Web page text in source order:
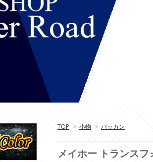
TOP > 小物 > バッカン
メイホー トランス